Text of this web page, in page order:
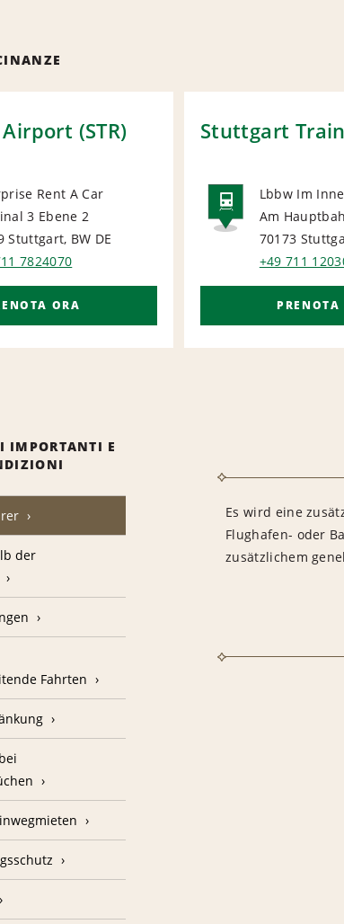
(STR)
Rent A Car
3 Ebene 2
Stuttgart, BW DE
7824070
ORA
Stuttgart
RAIL
Lbbw Im
Am
70173
+49 711
PRENOTA
IMPORTANTI E
Es wird eine
Flughafen- oder
zusätzlichem
der
Fahrten